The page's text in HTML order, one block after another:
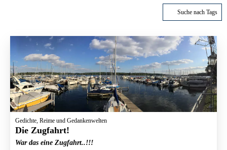
Suche nach Tags
Gedichte, Reime und Gedankenwelten
Die Zugfahrt!
War das eine Zugfahrt..!!!